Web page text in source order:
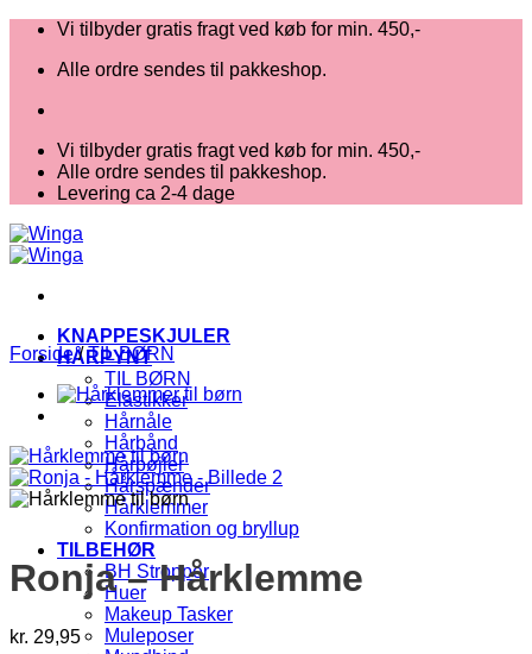
Fortsæt
indhold
Vi tilbyder gratis fragt ved køb for min. 450,-
Alle ordre sendes til pakkeshop.
Vi tilbyder gratis fragt ved køb for min. 450,-
Alle ordre sendes til pakkeshop.
Levering ca 2-4 dage
KNAPPESKJULER
HÅRPYNT
TIL BØRN
Elastikker
Hårnåle
Hårbånd
Hårbøjler
Hårspænder
Hårklemmer
Konfirmation og bryllup
TILBEHØR
BH Stropper
Huer
Makeup Tasker
Muleposer
Forside / TIL BØRN
Ronja – Hårklemme
kr. 29,95